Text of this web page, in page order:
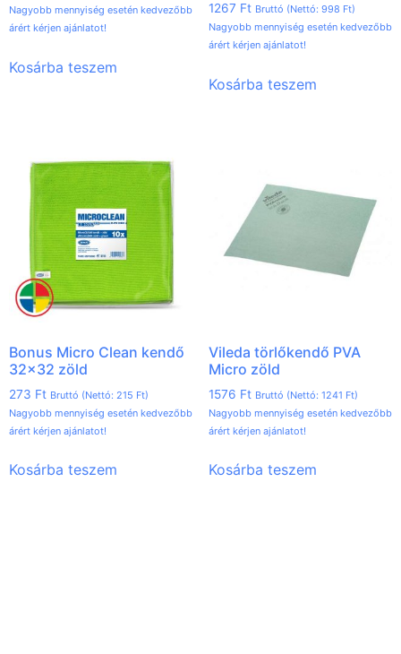
Nagyobb mennyiség esetén kedvezőbb
árért kérjen ajánlatot!
Kosárba teszem
1267 Ft Bruttó (Nettó: 998 Ft)
Nagyobb mennyiség esetén kedvezőbb
árért kérjen ajánlatot!
Kosárba teszem
Bonus Micro Clean kendő
32×32 zöld
273 Ft Bruttó (Nettó: 215 Ft)
Nagyobb mennyiség esetén kedvezőbb
árért kérjen ajánlatot!
Kosárba teszem
Vileda törlőkendő PVA
Micro zöld
1576 Ft Bruttó (Nettó: 1241 Ft)
Nagyobb mennyiség esetén kedvezőbb
árért kérjen ajánlatot!
Kosárba teszem